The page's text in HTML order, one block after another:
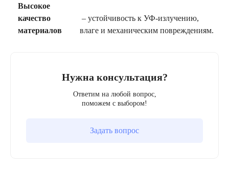
Высокое
качество
материалов
– устойчивость к УФ-излучению,
влаге и механическим повреждениям.
Нужна консультация?
Ответим на любой вопрос,
поможем с выбором!
Задать вопрос